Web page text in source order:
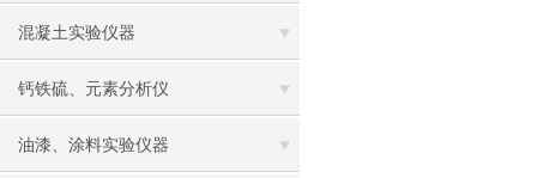
混凝土实验仪器
钙铁硫、元素分析仪
油漆、涂料实验仪器